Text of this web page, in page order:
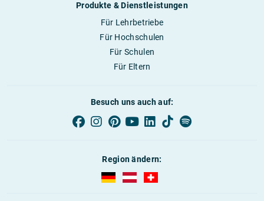
Produkte & Dienstleistungen
Für Lehrbetriebe
Für Hochschulen
Für Schulen
Für Eltern
Besuch uns auch auf:
Region ändern:
AUBI-plus Deutschland (deutsch)
AUBI-plus Österreich (deutsch)